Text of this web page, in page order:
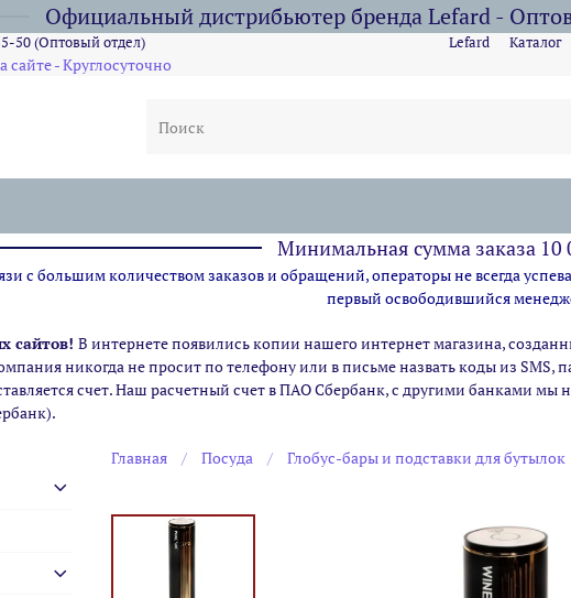
Официальный дистрибьютер бренда Lefard -
Lefard Каталог
сайте - Круглосуточно
50 (Оптовый отдел)
Минимальная сумма заказа 10
с большим количеством заказов и обращений, операторы не всегда
первый освободившийся
сайтов! В интернете появились копии нашего интернет магазина,
никогда не просит по телефону или в письме назвать коды из
счет. Наш расчетный счет в ПАО Сбербанк, с другими банками
Главная Посуда Глобус-бары и подставки для бутылок